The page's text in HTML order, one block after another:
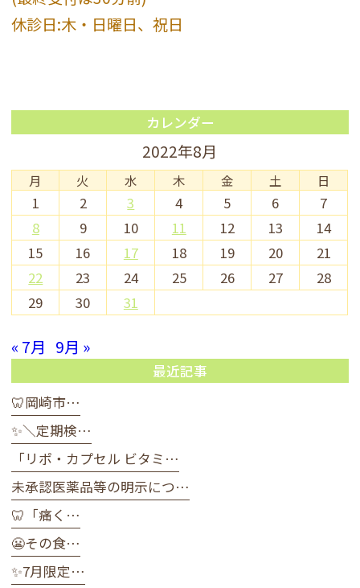
休診日:木・日曜日、祝日
カレンダー
2022年8月
月 火 水 木 金 土 日
1 2 3 4 5 6
7
8
9 10 11 12 13
14
15
16 17 18 19 20
21
22
23 24 25 26 27
28
29
30 31
« 7月 9月 »
最近記事
🦷岡崎市…
✨＼定期検…
「リポ・カプセル ビタミ…
未承認医薬品等の明示につ…
🦷「痛く…
😬その食…
✨7月限定…